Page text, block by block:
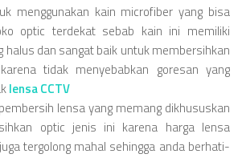
menggunakan kain microfiber yang bisa
optic terdekat sebab kain ini memiliki
halus dan sangat baik untuk membersihkan
tidak menyebabkan goresan yang
lensa CCTV
lensa yang memang dikhususkan
optic jenis ini karena harga lensa
tergolong mahal sehingga anda berhati-